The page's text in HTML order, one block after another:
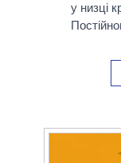
у низці